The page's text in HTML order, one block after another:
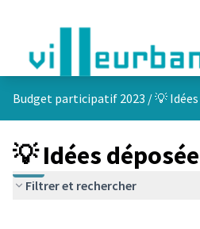
Budget participatif 2023 /💡
💡 Idées
Filtrer et rechercher